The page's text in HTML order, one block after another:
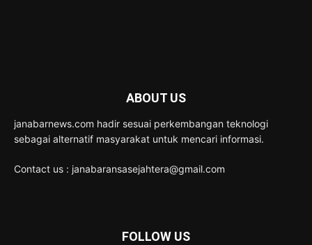
ABOUT US
janabarnews.com hadir sesuai perkembangan teknologi
sebagai alternatif masyarakat untuk mencari informasi.
Contact us : janabaransasejahtera@gmail.com
FOLLOW US